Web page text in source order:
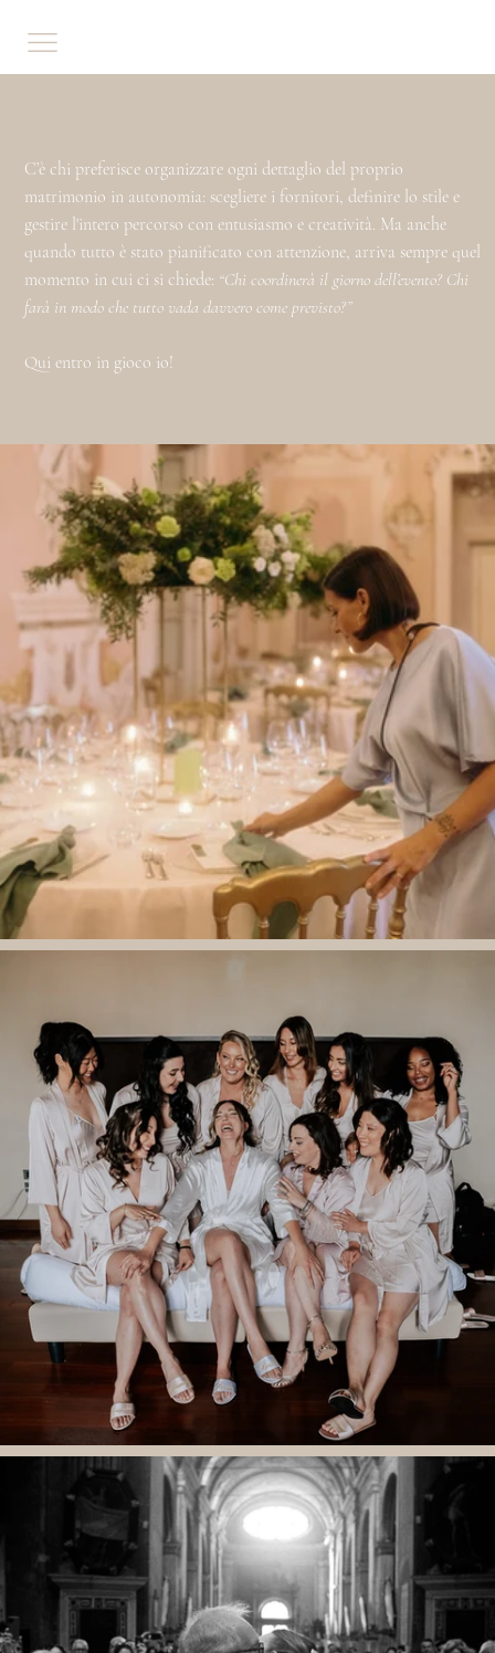
C’è chi preferisce organizzare ogni dettaglio del proprio
matrimonio in autonomia: scegliere i fornitori, definire lo stile e
gestire l'intero percorso con entusiasmo e creatività. Ma anche
quando tutto è stato pianificato con attenzione, arriva sempre quel
momento in cui ci si chiede: “Chi coordinerà il giorno dell’evento? Chi
farà in modo che tutto vada davvero come previsto?”
Qui entro in gioco io!